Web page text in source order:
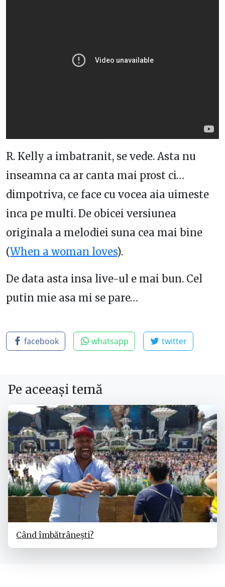
R. Kelly a imbatranit, se vede. Asta nu
inseamna ca ar canta mai prost ci…
dimpotriva, ce face cu vocea aia uimeste
inca pe multi. De obicei versiunea
originala a melodiei suna cea mai bine
(When a woman loves).
De data asta insa live-ul e mai bun. Cel
putin mie asa mi se pare…
facebook whatsapp twitter
Pe aceeași temă
Când îmbătrânești?